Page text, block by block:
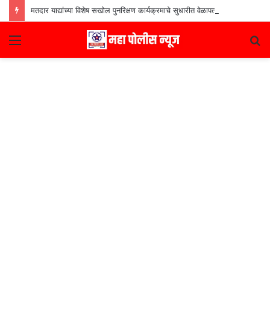
मतदार याद्यांच्या विशेष सखोल पुनरिक्षण कार्यक्रमाचे सुधारीत वेळापत्रक जाहीर
Menu